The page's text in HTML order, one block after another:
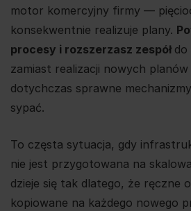
motor komercyjny firmy —
konsekwentnie realizuje plany.
procesy i rozszerzasz zespół do
zamiast realizacji nowych
dotychczas sprawne
sypać.
To częsta sytuacja, gdy
nie jest przygotowana na
dzieje się tak dlatego, że ręczne
kopiowane na każdego nowego